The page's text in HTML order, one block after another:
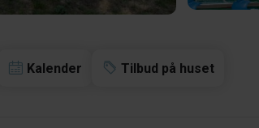
Kalender Tilbud på huset